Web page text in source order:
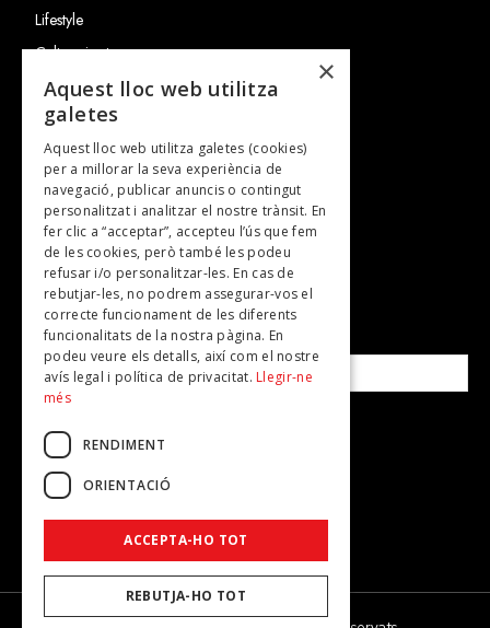
Lifestyle
Cultura i art
Entrevistes
Gastronomia
TV
Plans per fer
Revistes
SUBSCRIU-TE A LA NOSTRA NEWSLETTER!
Correu electrònic*
Accepto lapolítica de privacitat
×
Aquest lloc web utilitza
galetes
Aquest lloc web utilitza galetes (cookies)
per a millorar la seva experiència de
navegació, publicar anuncis o contingut
personalitzat i analitzar el nostre trànsit. En
fer clic a “acceptar”, accepteu l’ús que fem
de les cookies, però també les podeu
refusar i/o personalitzar-les. En cas de
rebutjar-les, no podrem assegurar-vos el
correcte funcionament de les diferents
funcionalitats de la nostra pàgina. En
podeu veure els detalls, així com el nostre
avís legal i política de privacitat. Llegir-ne
més
RENDIMENT
ORIENTACIÓ
ACCEPTA-HO TOT
REBUTJA-HO TOT